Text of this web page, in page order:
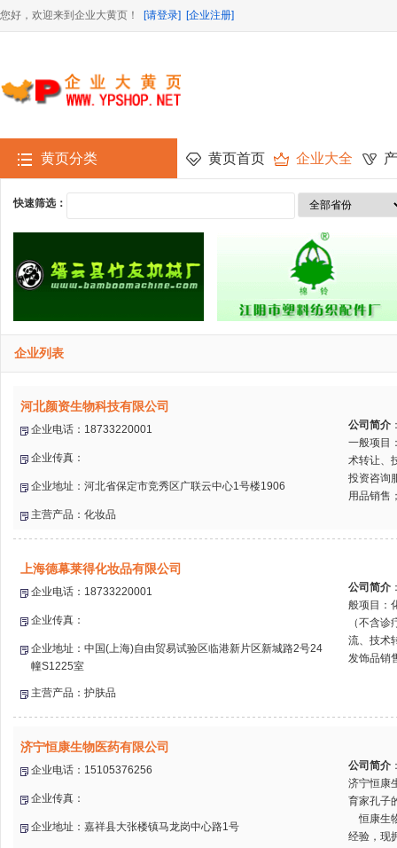
您好，欢迎来到企业大黄页！ [请登录] [企业注册]
黄页分类 黄页首页 企业大全
快速筛选：
企业列表
河北颜资生物科技有限公司
企业电话：18733220001
企业传真：
企业地址：河北省保定市竞秀区广联云中心1号楼1906
主营产品：化妆品
公司简介
一般项目
术转让、
投资咨询
用品销售
上海德幕莱得化妆品有限公司
企业电话：18733220001
企业传真：
企业地址：中国(上海)自由贸易试验区临港新片区新城路2号24
幢S1225室
主营产品：护肤品
公司简介
般项目：
（不含
流、技术
发饰品销
济宁恒康生物医药有限公司
企业电话：15105376256
企业传真：
企业地址：嘉祥县大张楼镇马龙岗中心路1号
公司简介
济宁恒康
育家孔子
恒康生
经验，现